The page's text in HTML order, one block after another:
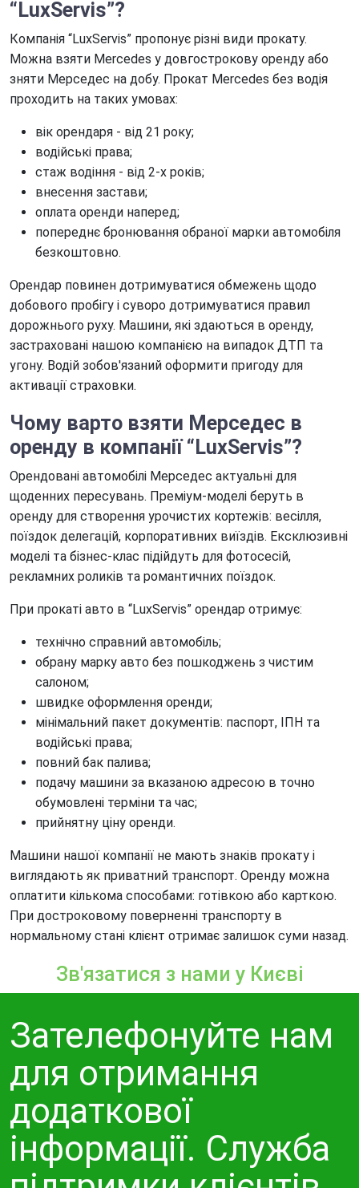
“LuxServis”?
Компанія “LuxServis” пропонує різні види прокату.
Можна взяти Mercedes у довгострокову оренду або
зняти Мерседес на добу. Прокат Mercedes без водія
проходить на таких умовах:
вік орендаря - від 21 року;
водійські права;
стаж водіння - від 2-х років;
внесення застави;
оплата оренди наперед;
попереднє бронювання обраної марки автомобіля
безкоштовно.
Орендар повинен дотримуватися обмежень щодо
добового пробігу і суворо дотримуватися правил
дорожнього руху. Машини, які здаються в оренду,
застраховані нашою компанією на випадок ДТП та
угону. Водій зобов'язаний оформити пригоду для
активації страховки.
Чому варто взяти Мерседес в
оренду в компанії“LuxServis”?
Орендовані автомобілі Мерседес актуальні для
щоденних пересувань. Преміум-моделі беруть в
оренду для створення урочистих кортежів: весілля,
поїздок делегацій, корпоративних виїздів. Ексклюзивні
моделі та бізнес-клас підійдуть для фотосесій,
рекламних роликів та романтичних поїздок.
При прокаті авто в “LuxServis” орендар отримує:
технічно справний автомобіль;
обрану марку авто без пошкоджень з чистим
салоном;
швидке оформлення оренди;
мінімальний пакет документів: паспорт, ІПН та
водійські права;
повний бак палива;
подачу машини за вказаною адресою в точно
обумовлені терміни та час;
прийнятну ціну оренди.
Машини нашої компанії не мають знаків прокату і
виглядають як приватний транспорт. Оренду можна
оплатити кількома способами: готівкою або карткою.
При достроковому поверненні транспорту в
нормальному стані клієнт отримає залишок суми назад.
Зв'язатися з нами у Києві
Зателефонуйте нам
для отримання
додаткової
інформації. Служба